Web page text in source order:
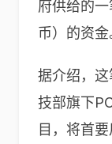
府供给的
币）的资金
据介绍，
技部旗下
目，将首